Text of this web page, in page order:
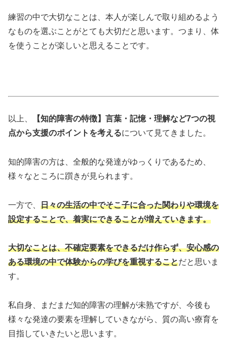
練習の中で大切なことは、本人が楽しんで取り組めるよう
なものを選ぶことがとても大切だと思います。つまり、体
を使うことが楽しいと思えることです。
以上、
【知的障害の特徴】言葉・記憶・理解など7つの視
点から支援のポイントを考えるについて見てきました。
知的障害の方は、全般的な発達がゆっくりであるため、
様々なところに躓きが見られます。
一方で、 日々の生活の中でそこ子に合った関わりや環境を
設定することで、着実にできることが増えていきます。
大切なことは、不確定要素をできるだけ作らず、安心感の
ある環境の中で体験からの学びを重視することだと思いま
す。
私自身、まだまだ知的障害の理解が未熟ですが、今後も
様々な発達の要素を理解していきながら、質の高い療育を
目指していきたいと思います。